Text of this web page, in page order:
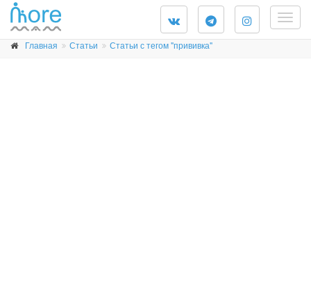
Главная Статьи Статьи с тегом "прививка"